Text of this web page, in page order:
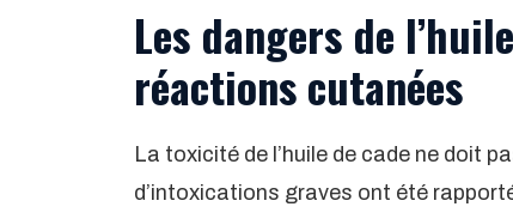
Les dangers de
réactions cutanées
La toxicité de l’huile de cade ne doit
d’intoxications graves ont été